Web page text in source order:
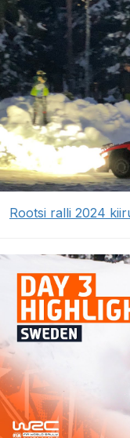
Rootsi ralli 2024